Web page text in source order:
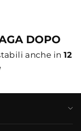
DOPO
anche in 12